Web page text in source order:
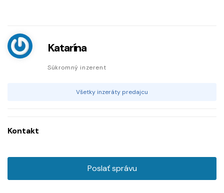
Katarína
Súkromný inzerent
Všetky inzeráty predajcu
Kontakt
Poslať správu